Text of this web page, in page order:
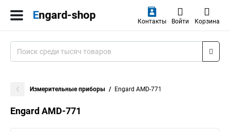
Контакты Войти Корзина
Измерительные приборы Engard AMD-771
Engard AMD-771